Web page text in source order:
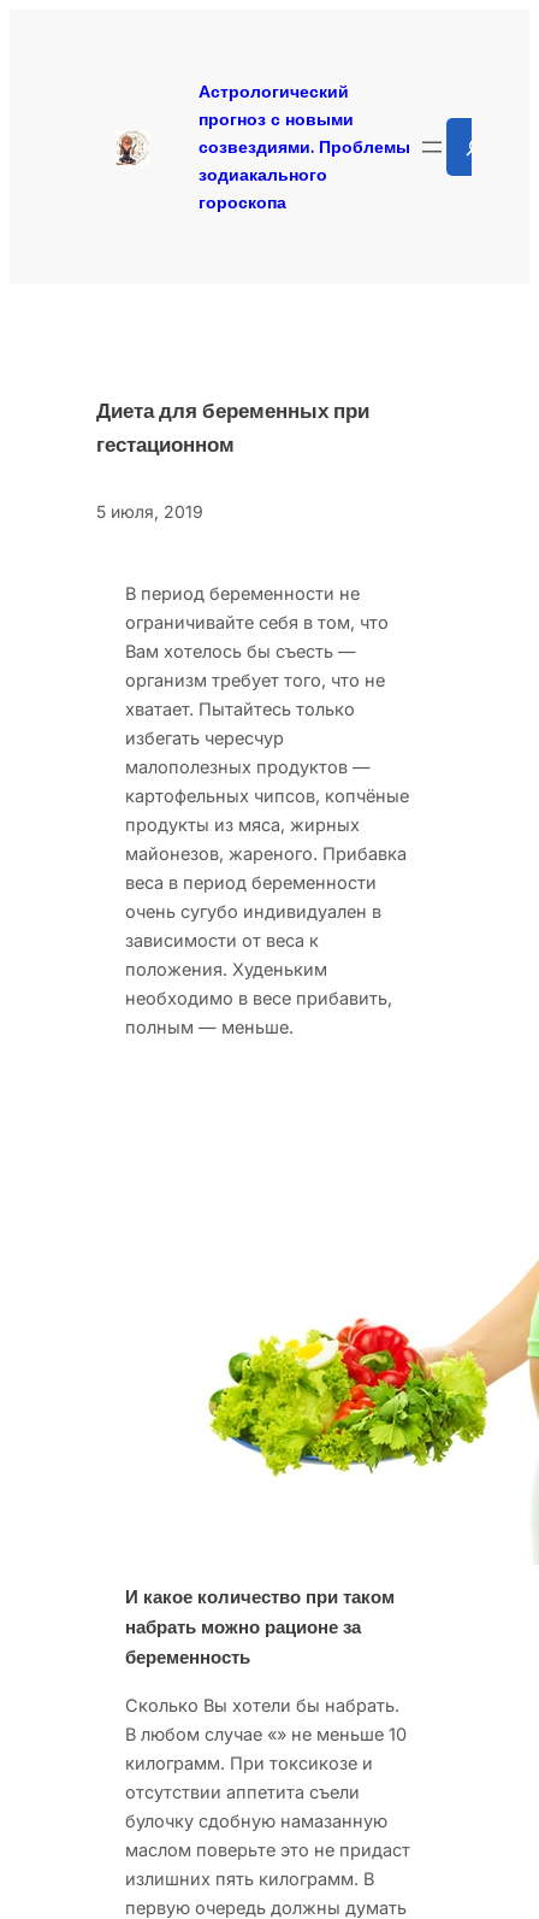
Астрологический
прогноз с новыми
созвездиями. Проблемы
зодиакального
гороскопа
Диета для беременных при
гестационном
5 июля, 2019
В период беременности не
ограничивайте себя в том, что
Вам хотелось бы съесть —
организм требует того, что не
хватает. Пытайтесь только
избегать чересчур
малополезных продуктов —
картофельных чипсов, копчёные
продукты из мяса, жирных
майонезов, жареного. Прибавка
веса в период беременности
очень сугубо индивидуален в
зависимости от веса к
положения. Худеньким
необходимо в весе прибавить,
полным — меньше.
И какое количество при таком
набрать можно рационе за
беременность
Сколько Вы хотели бы набрать.
В любом случае «» не меньше 10
килограмм. При токсикозе и
отсутствии аппетита съели
булочку сдобную намазанную
маслом поверьте это не придаст
излишних пять килограмм. В
первую очередь должны думать